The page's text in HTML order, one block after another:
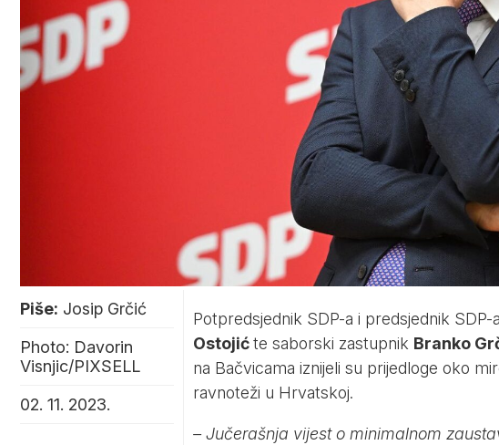
Piše: Josip Grčić
Photo: Davorin
Visnjic/PIXSELL
02. 11. 2023.
Potpredsjednik SDP-a i predsjednik
Ostojićte saborski zastupnik Branko
na Bačvicama iznijeli su prijedloge oko
ravnoteži u Hrvatskoj.
– Jučerašnja vijest o minimalnom